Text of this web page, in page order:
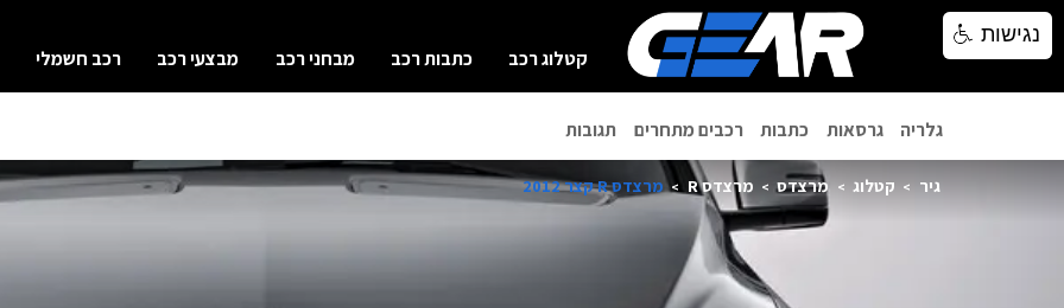
קטלוג רכב כתבות רכב מבחני רכב מבצעי רכב רכב חשמלי
גלריה גרסאות כתבות רכבים מתחרים תגובות
גיר קטלוג מרצדס מרצדס R מרצדס R קצר 2012
נגישות
נגישות